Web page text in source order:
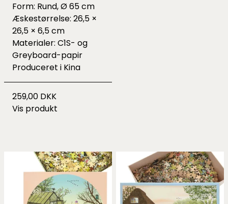
Form: Rund, Ø 65 cm
Æskestørrelse: 26,5 ×
26,5 × 6,5 cm
Materialer: C1S- og
Greyboard-papir
Produceret i Kina
259,00 DKK
Vis produkt